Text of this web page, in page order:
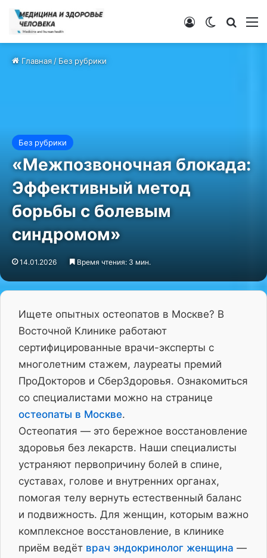
Switch skin
Войти
Главная/Без рубрики
Без рубрики
«Межпозвоночная блокада:
Эффективный метод
борьбы с болевым
синдромом»
14.01.2026 Время чтения: 3 мин.
Ищете опытных остеопатов в Москве? В
Восточной Клинике работают
сертифицированные врачи-эксперты с
многолетним стажем, лауреаты премий
ПроДокторов и СберЗдоровья. Ознакомиться
со специалистами можно на странице
остеопаты в Москве.
Остеопатия — это бережное восстановление
здоровья без лекарств. Наши специалисты
устраняют первопричину болей в спине,
суставах, голове и внутренних органах,
помогая телу вернуть естественный баланс
и подвижность. Для женщин, которым важно
комплексное восстановление, в клинике
приём ведёт врач эндокринолог женщина —